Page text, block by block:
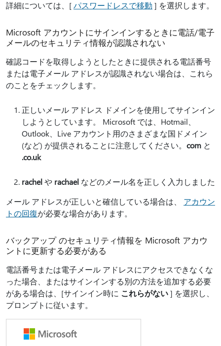
詳細については、[パスワードレスで移動 ] を選択します。
Microsoft アカウントにサインインするときに電話/電子
メールのセキュリティ情報が認識されない
確認コードを取得しようとしたときに提供される電話番号
または電子メール アドレスが認識されない場合は、これら
のことをチェックします。
正しいメール アドレス ドメインを使用してサインイン
しようとしています。 Microsoft では、Hotmail、
Outlook、Live アカウント用のさまざまな国ドメイン
(など) が提供されることに注意してください。 com と
.co.uk
rachelや rachael などのメール名を正しく入力しました
メール アドレスが正しいと確信している場合は、 アカウン
トの回復が必要な場合があります。
バックアップ のセキュリティ情報を Microsoft アカウ
ントに更新する必要がある
電話番号または電子メール アドレスにアクセスできなくな
った場合、またはサインインする別の方法を追加する必要
がある場合は、[サインイン時に これらがない] を選択し、
プロンプトに従います。